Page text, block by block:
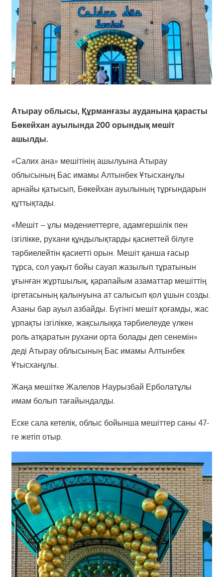
Атырау облысы, Құрманғазы ауданына қарасты
Бөкейхан ауылында 200 орындық мешіт
ашылды.
«Салих ана» мешітінің ашылуына Атырау
облысының Бас имамы Алтынбек Ұтысханұлы
арнайы қатысып, Бөкейхан ауылының тұрғындарын
құттықтады.
«Мешіт – ұлы мәдениеттерге, адамгершілік пен
ізгілікке, рухани құндылықтарды қасиеттей білуге
тәрбиелейтін қасиетті орын. Мешіт қанша ғасыр
тұрса, сол уақыт бойы сауап жазылып тұратынын
ұғынған жұртшылық, қарапайым азаматтар мешіттің
іргетасының қалынуына ат салысып қол ұшын созды.
Азаны бар ауыл азбайды. Бүгінгі мешіт қоғамды, жас
ұрпақты ізгілікке, жақсылыққа тәрбиелеуде үлкен
роль атқаратын рухани орта болады деп сенемін»
деді Атырау облысының Бас имамы Алтынбек
Ұтысханұлы.
Жаңа мешітке Жалелов Наурызбай Ерболатұлы
имам болып тағайындалды.
Еске сала кетелік, облыс бойынша мешіттер саны 47-
ге жетіп отыр.